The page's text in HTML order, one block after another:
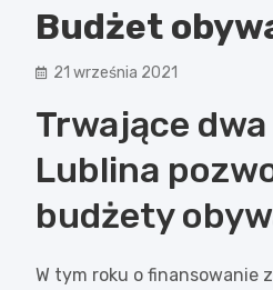
Budżet
21 września 2021
Trwające
Lublina
budżety
W tym roku o finansowanie